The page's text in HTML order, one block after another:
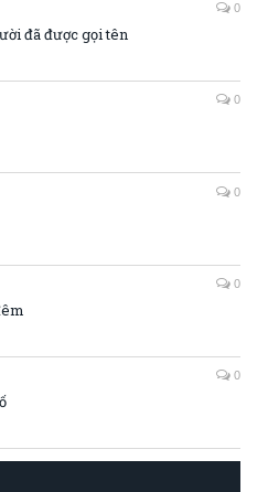
0
đã được gọi tên
0
0
0
0